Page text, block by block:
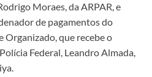
Moraes, da ARPAR, e
de pagamentos do
Organizado, que recebe o
Federal, Leandro Almada,